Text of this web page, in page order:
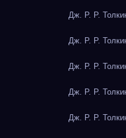
Дж. Р. Р.
Дж. Р. Р.
Дж. Р. Р.
Дж. Р. Р.
Дж. Р. Р.